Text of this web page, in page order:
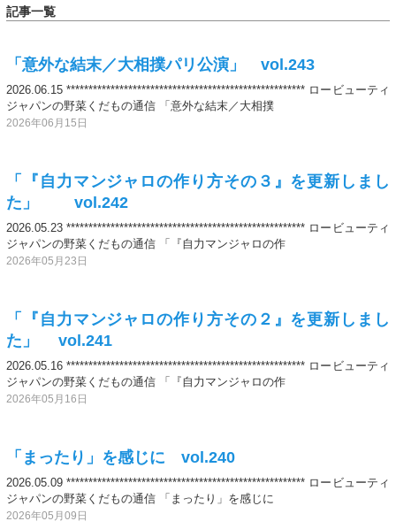
記事一覧
「意外な結末／大相撲パリ公演」 vol.243
2026.06.15 ****************************************************** ロービューティ
ジャパンの野菜くだもの通信 「意外な結末／大相撲
2026年06月15日
「『自力マンジャロの作り方その３』を更新しまし
た」 vol.242
2026.05.23 ****************************************************** ロービューティ
ジャパンの野菜くだもの通信 「『自力マンジャロの作
2026年05月23日
「『自力マンジャロの作り方その２』を更新しまし
た」 vol.241
2026.05.16 ****************************************************** ロービューティ
ジャパンの野菜くだもの通信 「『自力マンジャロの作
2026年05月16日
「まったり」を感じに vol.240
2026.05.09 ****************************************************** ロービューティ
ジャパンの野菜くだもの通信 「まったり」を感じに
2026年05月09日